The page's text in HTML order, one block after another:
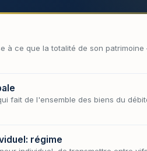
à ce que la totalité de son patrimoine
fait de l'ensemble des biens du
régime